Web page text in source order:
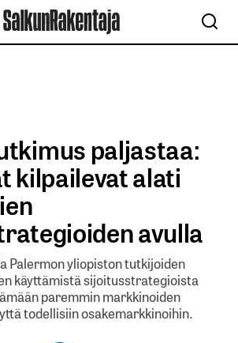
paljastaa:
kilpailevat alati
avulla
Palermon yliopiston tutkijoiden
käyttämistä sijoitusstrategioista
paremmin markkinoiden
todellisiin osakemarkkinoihin.